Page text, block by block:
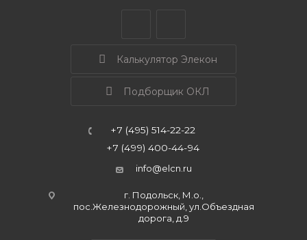
Калькулятор Элекон
Подборщик ОКЛ
+7 (495) 514-22-22
+7 (499) 400-44-94
info@elcn.ru
г. Подольск, М.о.,
пос.Железнодорожный, ул.Объездная
дорога, д.9